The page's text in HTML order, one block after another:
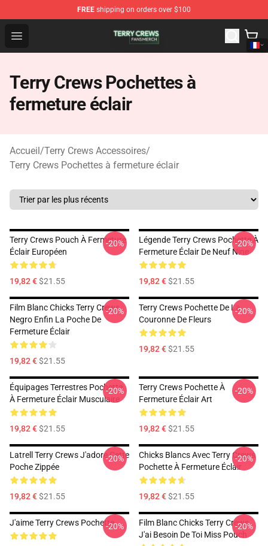
FREE shipping on orders over $100
Open menu
Terry Crews Shop - Official Terry Crews Merchandise
Terry Crews Pochettes à
fermeture éclair
Accueil/Terry Crews Accessoires/
Terry Crews Pochettes à fermeture éclair
Terry Crews Pouch À Fermeture
Éclair Européen
19,82 €$21.55
-20%
Légende Terry Crews Pochette À
Fermeture Éclair De Neuf Nine
19,82 €$21.55
-20%
Film Blanc Chicks Terry Crews
Negro Enfin La Poche De
Fermeture Éclair
19,82 €$21.55
-20%
Terry Crews Pochette De La
Couronne De Fleurs
19,82 €$21.55
-20%
Équipages Terrestres Pochette
À Fermeture Éclair Musculaire
19,82 €$21.55
-20%
Terry Crews Pochette À
Fermeture Éclair Art
19,82 €$21.55
-20%
Latrell Terry Crews J'adore Cette
Poche Zippée
19,82 €$21.55
-20%
Chicks Blancs Avec Terry Crews
Pochette À Fermeture Éclair
19,82 €$21.55
-20%
J'aime Terry Crews Pochette-20%
Film Blanc Chicks Terry Crews
J'ai Besoin De Toi Miss Pouch
-20%